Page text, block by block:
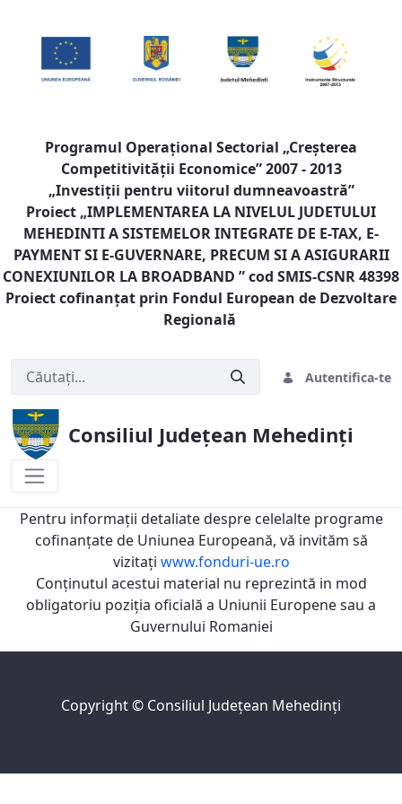
Programul Operaţional Sectorial „Creşterea
Competitivităţii Economice” 2007 - 2013
„Investiţii pentru viitorul dumneavoastră”
Proiect „IMPLEMENTAREA LA NIVELUL JUDETULUI
MEHEDINTI A SISTEMELOR INTEGRATE DE E-TAX, E-
PAYMENT SI E-GUVERNARE, PRECUM SI A ASIGURARII
CONEXIUNILOR LA BROADBAND ” cod SMIS-CSNR 48398
Proiect cofinanţat prin Fondul European de Dezvoltare
Regională
Autentifica-te
Consiliul Județean Mehedinți
2016Pentru informaţii detaliate despre celelalte programe
cofinanţate de Uniunea Europeană, vă invităm să
vizitaţi www.fonduri-ue.ro
Conţinutul acestui material nu reprezintă in mod
obligatoriu poziţia oficială a Uniunii Europene sau a
Guvernului Romaniei
Copyright © Consiliul Judeţean Mehedinţi